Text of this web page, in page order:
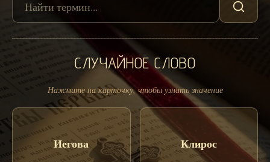
СЛУЧАЙНОЕ СЛОВО
Нажмите на карточку, чтобы узнать значение
Иегова Клирос